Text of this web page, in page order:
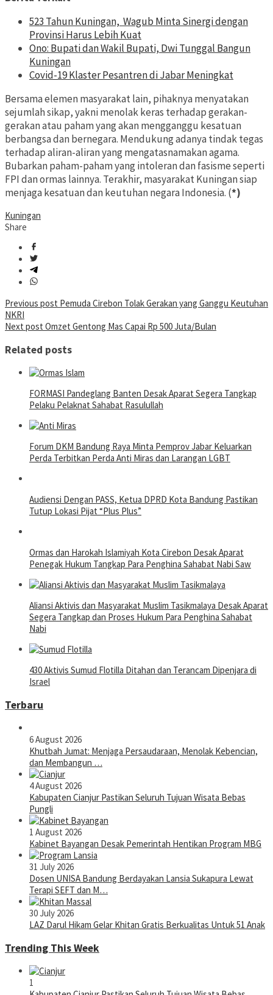
523 Tahun Kuningan, Wagub Minta Sinergi dengan
Provinsi Harus Lebih Kuat
Ono: Bupati dan Wakil Bupati, Dwi Tunggal Bangun
Kuningan
Covid-19 Klaster Pesantren di Jabar Meningkat
Bersama elemen masyarakat lain, pihaknya menyatakan
sejumlah sikap, yakni menolak keras terhadap gerakan-
gerakan atau paham yang akan mengganggu kesatuan
berbangsa dan bernegara. Mendukung adanya tindak tegas
terhadap aliran-aliran yang mengatasnamakan agama.
Bubarkan paham-paham yang intoleran dan fasisme seperti
FPI dan ormas lainnya. Terakhir, masyarakat Kuningan siap
menjaga kesatuan dan keutuhan negara Indonesia. (*)
Kuningan
Share
Post
navigation
Previous post Pemuda Cirebon Tolak Gerakan yang Ganggu Keutuhan
NKRI
Next post Omzet Gentong Mas Capai Rp 500 Juta/Bulan
Related posts
FORMASI Pandeglang Banten Desak Aparat Segera Tangkap
Pelaku Pelaknat Sahabat Rasulullah
Forum DKM Bandung Raya Minta Pemprov Jabar Keluarkan
Perda Terbitkan Perda Anti Miras dan Larangan LGBT
Audiensi Dengan PASS, Ketua DPRD Kota Bandung Pastikan
Tutup Lokasi Pijat “Plus Plus”
Ormas dan Harokah Islamiyah Kota Cirebon Desak Aparat
Penegak Hukum Tangkap Para Penghina Sahabat Nabi Saw
Aliansi Aktivis dan Masyarakat Muslim Tasikmalaya Desak Aparat
Segera Tangkap dan Proses Hukum Para Penghina Sahabat
Nabi
430 Aktivis Sumud Flotilla Ditahan dan Terancam Dipenjara di
Israel
Terbaru
6 August 2026
Khutbah Jumat: Menjaga Persaudaraan, Menolak Kebencian,
dan Membangun …
4 August 2026
Kabupaten Cianjur Pastikan Seluruh Tujuan Wisata Bebas
Pungli
1 August 2026
Kabinet Bayangan Desak Pemerintah Hentikan Program MBG
31 July 2026
Dosen UNISA Bandung Berdayakan Lansia Sukapura Lewat
Terapi SEFT dan M…
30 July 2026
LAZ Darul Hikam Gelar Khitan Gratis Berkualitas Untuk 51 Anak
Trending This Week
1